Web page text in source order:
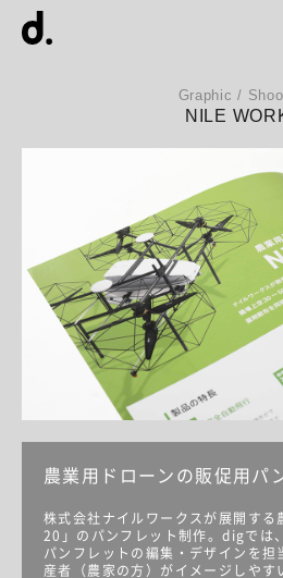
Graphic /
NILE
農業用ドローンの販促用パ
株式会社ナイルワークスが展開す
20」のパンフレット制作。digでは
パンフレットの編集・デザインを担
産者（農家の方）がイメージしやす